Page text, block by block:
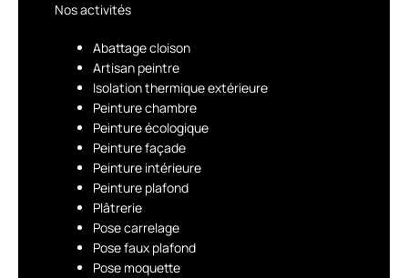
Nos activités
Abattage cloison
Artisan peintre
Isolation thermique extérieure
Peinture chambre
Peinture écologique
Peinture façade
Peinture intérieure
Peinture plafond
Plâtrerie
Pose carrelage
Pose faux plafond
Pose moquette